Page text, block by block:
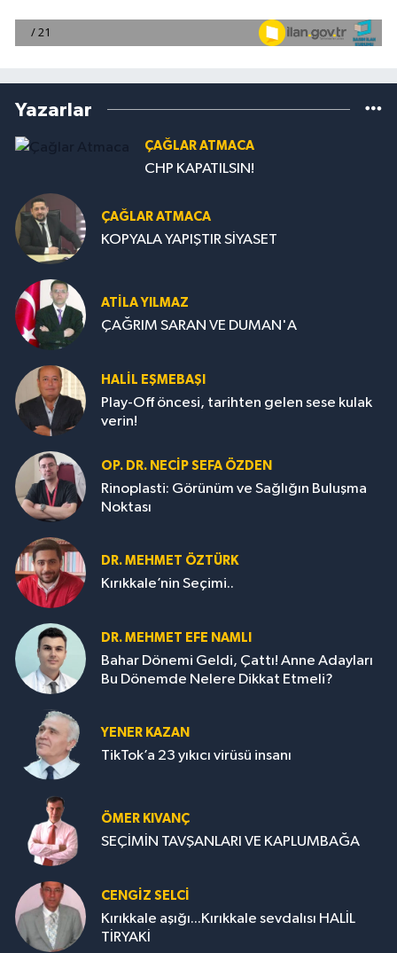
Yazarlar
ÇAĞLAR ATMACA
CHP KAPATILSIN!
ÇAĞLAR ATMACA
KOPYALA YAPIŞTIR SİYASET
ATILA YILMAZ
ÇAĞRIM SARAN VE DUMAN'A
HALIL EŞMEBAŞI
Play-Off öncesi, tarihten gelen sese kulak
verin!
OP. DR. NECIP SEFA ÖZDEN
Rinoplasti: Görünüm ve Sağlığın Buluşma
Noktası
DR. MEHMET ÖZTÜRK
Kırıkkale’nin Seçimi..
DR. MEHMET EFE NAMLI
Bahar Dönemi Geldi, Çattı! Anne Adayları
Bu Dönemde Nelere Dikkat Etmeli?
YENER KAZAN
TikTok’a 23 yıkıcı virüsü insanı
ÖMER KIVANÇ
SEÇİMİN TAVŞANLARI VE KAPLUMBAĞA
CENGİZ SELCİ
Kırıkkale aşığı...Kırıkkale sevdalısı HALİL
TİRYAKİ